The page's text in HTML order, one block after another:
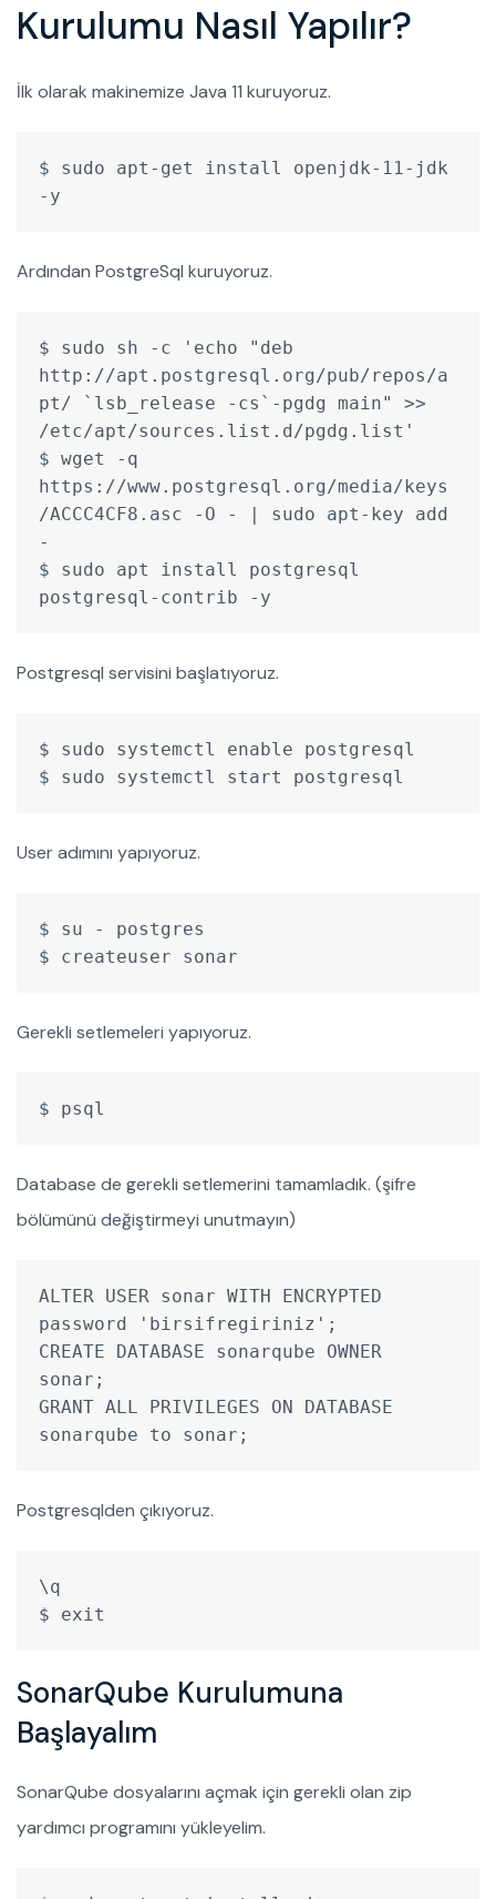
Kurulumu Nasıl Yapılır?
İlk olarak makinemize Java 11 kuruyoruz.
$ sudo apt-get install openjdk-11-jdk
-y
Ardından PostgreSql kuruyoruz.
$ sudo sh -c 'echo "deb
http://apt.postgresql.org/pub/repos/a
pt/ `lsb_release -cs`-pgdg main" >>
/etc/apt/sources.list.d/pgdg.list'
$ wget -q
https://www.postgresql.org/media/keys
/ACCC4CF8.asc -O - | sudo apt-key add
-
$ sudo apt install postgresql
postgresql-contrib -y
Postgresql servisini başlatıyoruz.
$ sudo systemctl enable postgresql
$ sudo systemctl start postgresql
User adımını yapıyoruz.
$ su - postgres
$ createuser sonar
Gerekli setlemeleri yapıyoruz.
$ psql
Database de gerekli setlemerini tamamladık. (şifre
bölümünü değiştirmeyi unutmayın)
ALTER USER sonar WITH ENCRYPTED
password 'birsifregiriniz';
CREATE DATABASE sonarqube OWNER
sonar;
GRANT ALL PRIVILEGES ON DATABASE
sonarqube to sonar;
Postgresqlden çıkıyoruz.
\q
$ exit
SonarQube Kurulumuna
Başlayalım
SonarQube dosyalarını açmak için gerekli olan zip
yardımcı programını yükleyelim.